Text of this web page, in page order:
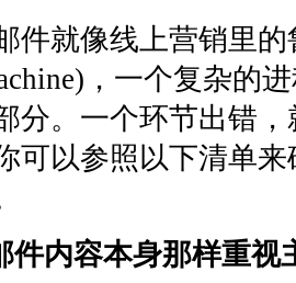
就像线上营销里的
，一个复杂的
分。一个环节出错
可以参照以下清单
件内容本身那样重视